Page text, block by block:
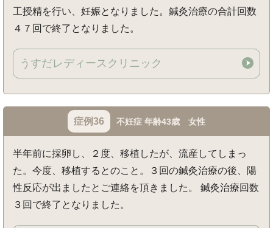
工授精を行い、妊娠となりました。鍼灸治療の合計回数
４７回で終了となりました。
うすだレディースクリニック
症例36 不妊症 年齢43歳 女性
半年前に採卵し、２度、移植したが、流産してしまっ
た。今度、移植するとのこと。３回の鍼灸治療の後、陽
性反応が出ましたとご連絡を頂きました。 鍼灸治療回数
３回で終了となりました。